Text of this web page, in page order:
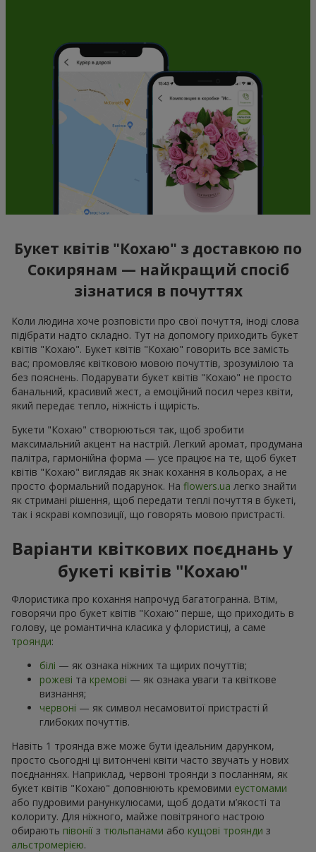
Букет квітів "Кохаю" з доставкою по
Сокирянам — найкращий спосіб
зізнатися в почуттях
Коли людина хоче розповісти про свої почуття, іноді слова
підібрати надто складно. Тут на допомогу приходить букет
квітів "Кохаю". Букет квітів "Кохаю" говорить все замість
вас; промовляє квітковою мовою почуттів, зрозумілою та
без пояснень. Подарувати букет квітів "Кохаю" не просто
банальний, красивий жест, а емоційний посил через квіти,
який передає тепло, ніжність і щирість.
Букети "Кохаю" створюються так, щоб зробити
максимальний акцент на настрій. Легкий аромат, продумана
палітра, гармонійна форма — усе працює на те, щоб букет
квітів "Кохаю" виглядав як знак кохання в кольорах, а не
просто формальний подарунок. На flowers.ua легко знайти
як стримані рішення, щоб передати теплі почуття в букеті,
так і яскраві композиції, що говорять мовою пристрасті.
Варіанти квіткових поєднань у
букеті квітів "Кохаю"
Флористика про кохання напрочуд багатогранна. Втім,
говорячи про букет квітів "Кохаю" перше, що приходить в
голову, це романтична класика у флористиці, а саме
троянди:
білі — як ознака ніжних та щирих почуттів;
рожеві та кремові — як ознака уваги та квіткове
визнання;
червоні — як символ несамовитої пристрасті й
глибоких почуттів.
Навіть 1 троянда вже може бути ідеальним дарунком,
просто сьогодні ці витончені квіти часто звучать у нових
поєднаннях. Наприклад, червоні троянди з посланням, як
букет квітів "Кохаю" доповнюють кремовими еустомами
або пудровими ранункулюсами, щоб додати м’якості та
колориту. Для ніжного, майже повітряного настрою
обирають півонії з тюльпанами або кущові троянди з
альстромерією.